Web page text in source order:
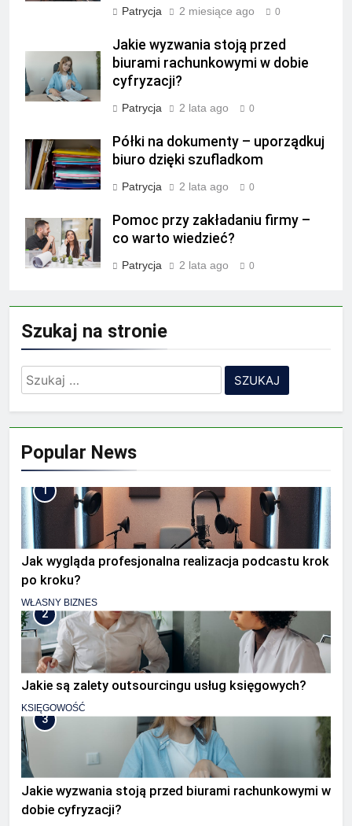
Patrycja 2 miesiące ago 0
Jakie wyzwania stoją przed
biurami rachunkowymi w dobie
cyfryzacji?
Patrycja 2 lata ago 0
Półki na dokumenty – uporządkuj
biuro dzięki szufladkom
Patrycja 2 lata ago 0
Pomoc przy zakładaniu firmy –
co warto wiedzieć?
Patrycja 2 lata ago 0
Szukaj na stronie
Szukaj:
Popular News
1
Jak wygląda profesjonalna realizacja podcastu krok
po kroku?
WŁASNY BIZNES
2
Jakie są zalety outsourcingu usług księgowych?
KSIĘGOWOŚĆ
3
Jakie wyzwania stoją przed biurami rachunkowymi w
dobie cyfryzacji?